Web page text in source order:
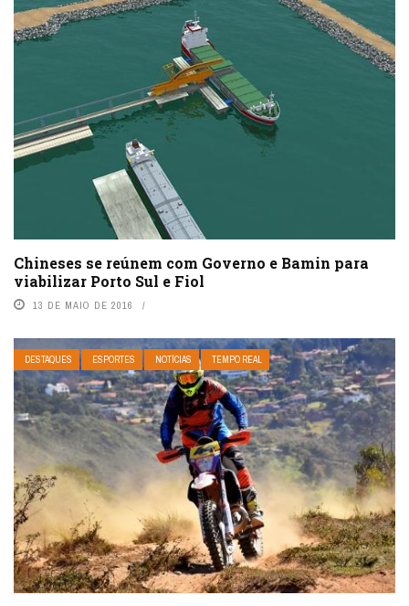
Chineses se reúnem com Governo e Bamin para
viabilizar Porto Sul e Fiol
13 DE MAIO DE 2016
DESTAQUES ESPORTES NOTÍCIAS TEMPO REAL